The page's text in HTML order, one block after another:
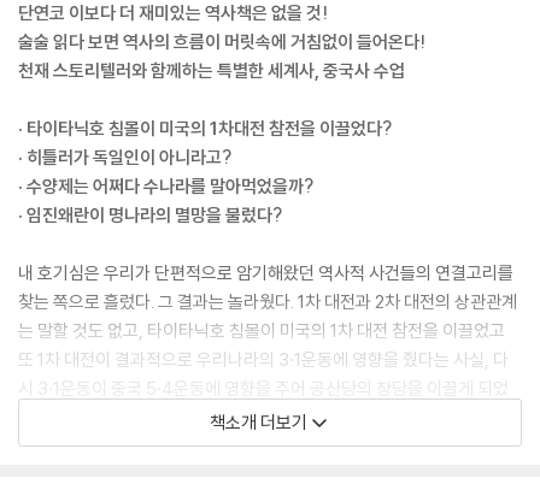
단연코 이보다 더 재미있는 역사책은 없을 것!
술술 읽다 보면 역사의 흐름이 머릿속에 거침없이 들어온다!
천재 스토리텔러와 함께하는 특별한 세계사, 중국사 수업
· 타이타닉호 침몰이 미국의 1차대전 참전을 이끌었다?
· 히틀러가 독일인이 아니라고?
· 수양제는 어쩌다 수나라를 말아먹었을까?
· 임진왜란이 명나라의 멸망을 불렀다?
내 호기심은 우리가 단편적으로 암기해왔던 역사적 사건들의 연결고리를
찾는 쪽으로 흘렀다. 그 결과는 놀라웠다. 1차 대전과 2차 대전의 상관관계
는 말할 것도 없고, 타이타닉호 침몰이 미국의 1차 대전 참전을 이끌었고
또 1차 대전이 결과적으로 우리나라의 3·1운동에 영향을 줬다는 사실, 다
시 3·1운동이 중국 5·4운동에 영향을 주어 공산당의 창당을 이끌게 되었
다는 것까지 ‘역사의 나비효과’를 발견했다. 꼬리에 꼬리를 무는 역사가 눈
에 들어오기 시작한 것이다.
책소개 더보기